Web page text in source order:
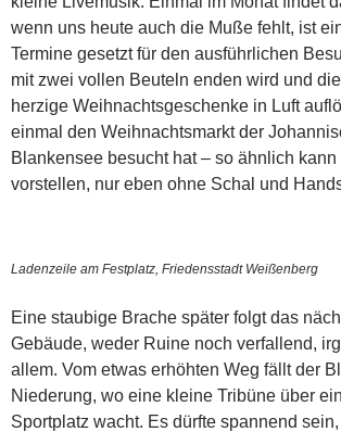
wenn uns heute auch die Muße fehlt, ist
Termine gesetzt für den ausführlichen
mit zwei vollen Beuteln enden wird und
herzige Weihnachtsgeschenke in Luft
einmal den Weihnachtsmarkt der
Blankensee besucht hat – so ähnlich
vorstellen, nur eben ohne Schal und
Ladenzeile am Festplatz, Friedensstadt Weißenberg
Eine staubige Brache später folgt das
Gebäude, weder Ruine noch verfallend,
allem. Vom etwas erhöhten Weg fällt der
Niederung, wo eine kleine Tribüne über
Sportplatz wacht. Es dürfte spannend